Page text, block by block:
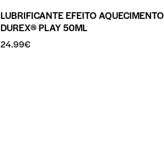
LUBRIFICANTE EFEITO AQUECIMENTO
DUREX® PLAY 50ML
24.99€